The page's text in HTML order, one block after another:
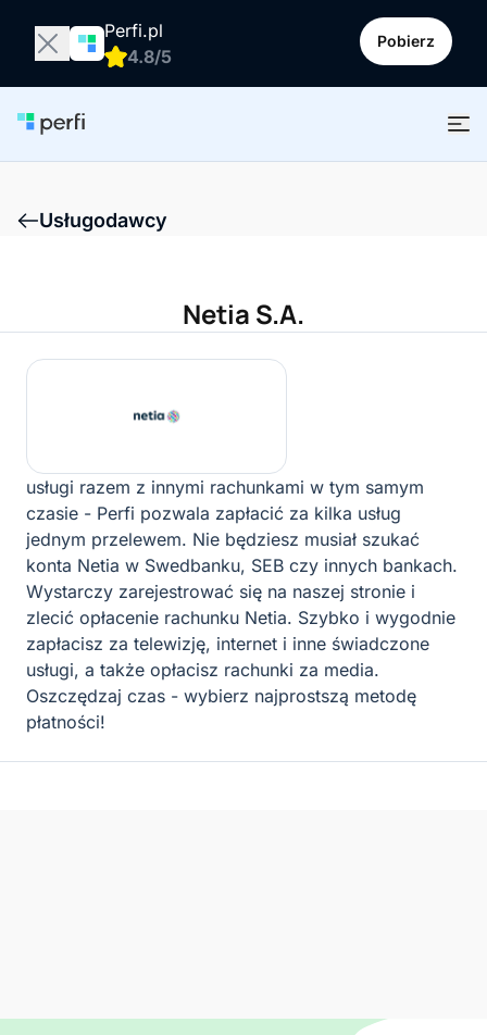
Perfi.pl
4.8/5
Pobierz
Usługodawcy
Netia S.A.
usługi razem z innymi rachunkami w tym samym
czasie - Perfi pozwala zapłacić za kilka usług
jednym przelewem. Nie będziesz musiał szukać
konta Netia w Swedbanku, SEB czy innych bankach.
Wystarczy zarejestrować się na naszej stronie i
zlecić opłacenie rachunku Netia. Szybko i wygodnie
zapłacisz za telewizję, internet i inne świadczone
usługi, a także opłacisz rachunki za media.
Oszczędzaj czas - wybierz najprostszą metodę
płatności!